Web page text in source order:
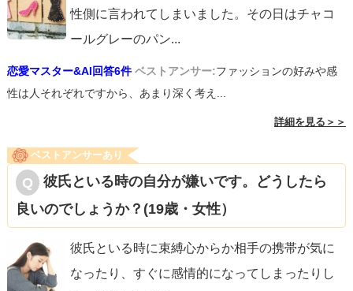
性側に言われてしまいました。その日はチャコ
ールグレーのパン...
恋愛マスター&AI回答6件 ベストアンサー:ファッションの好みや感
性は人それぞれですから、あまり深く考え...
詳細を見る＞＞
ベストアンサーあり
彼氏といる時の自分が嫌いです。どうしたら
良いのでしょうか？(19歳・女性）
彼氏といる時に束縛心からか相手の携帯が気に
なったり、すぐに感情的になってしまったりし